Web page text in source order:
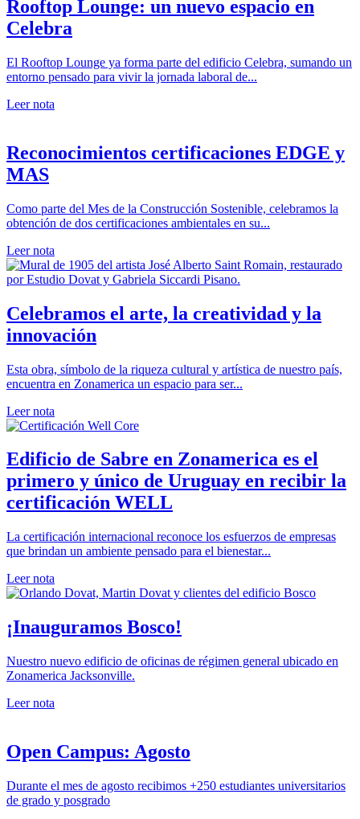
Rooftop Lounge: un nuevo espacio en
Celebra
El Rooftop Lounge ya forma parte del edificio Celebra, sumando un
entorno pensado para vivir la jornada laboral de...
Leer nota
Reconocimientos certificaciones EDGE y
MAS
Como parte del Mes de la Construcción Sostenible, celebramos la
obtención de dos certificaciones ambientales en su...
Leer nota
Celebramos el arte, la creatividad y la
innovación
Esta obra, símbolo de la riqueza cultural y artística de nuestro país,
encuentra en Zonamerica un espacio para ser...
Leer nota
Edificio de Sabre en Zonamerica es el
primero y único de Uruguay en recibir la
certificación WELL
La certificación internacional reconoce los esfuerzos de empresas
que brindan un ambiente pensado para el bienestar...
Leer nota
¡Inauguramos Bosco!
Nuestro nuevo edificio de oficinas de régimen general ubicado en
Zonamerica Jacksonville.
Leer nota
Open Campus: Agosto
Durante el mes de agosto recibimos +250 estudiantes universitarios
de grado y posgrado